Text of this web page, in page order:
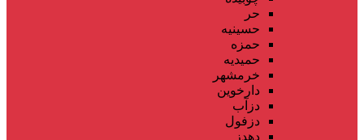
حر
حسینیه
حمزه
حمیدیه
خرمشهر
دارخوین
دزآب
دزفول
دهدز